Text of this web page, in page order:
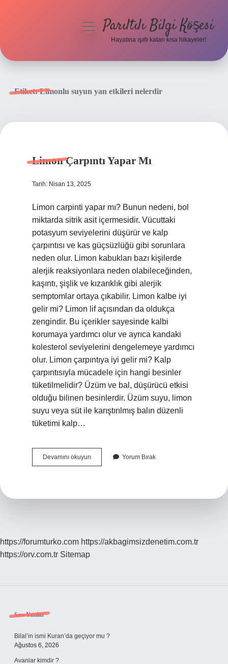
menüyüParıltılı Bilgi Köşesi
Hayatına ışıltı katan kısa hikayeler!
Etiket:Limonlu suyun yan etkileri nelerdir
Limon Çarpıntı Yapar Mı
Tarih: Nisan 13, 2025
Limon carpinti yapar mı? Bunun nedeni, bol
miktarda sitrik asit içermesidir. Vücuttaki
potasyum seviyelerini düşürür ve kalp
çarpıntısı ve kas güçsüzlüğü gibi sorunlara
neden olur. Limon kabukları bazı kişilerde
alerjik reaksiyonlara neden olabileceğinden,
kaşıntı, şişlik ve kızarıklık gibi alerjik
semptomlar ortaya çıkabilir. Limon kalbe iyi
gelir mi? Limon lif açısından da oldukça
zengindir. Bu içerikler sayesinde kalbi
korumaya yardımcı olur ve ayrıca kandaki
kolesterol seviyelerini dengelemeye yardımcı
olur. Limon çarpıntıya iyi gelir mi? Kalp
çarpıntısıyla mücadele için hangi besinler
tüketilmelidir? Üzüm ve bal, düşürücü etkisi
olduğu bilinen besinlerdir. Üzüm suyu, limon
suyu veya süt ile karıştırılmış balın düzenli
tüketimi kalp…
Devamını okuyun
Çarpıntı
Yorum Bırak
https://forumturko.com https://akbagimsizdenetim.com.tr
https://orv.com.tr Sitemap
Sidebar
Son Yazılar
Bilal’in ismi Kuran’da geçiyor mu ?
Ağustos 6, 2026
Avanlar kimdir ?